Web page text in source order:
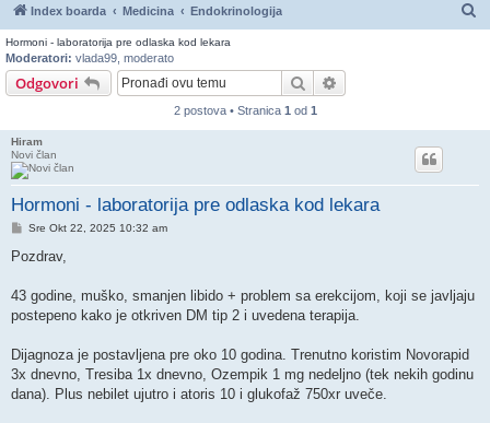
Index boarda Medicina Endokrinologija
Hormoni - laboratorija pre odlaska kod lekara
Moderatori: vlada99 moderato
Odgovori Pretraga
2 postova • Stranica 1 od 1
Hiram
Novi član
Hormoni - laboratorija pre odlaska kod lekara
Post
Sre Okt 22, 2025 10:32 am
Pozdrav,
43 godine, muško, smanjen libido + problem sa erekcijom, koji se javljaju
postepeno kako je otkriven DM tip 2 i uvedena terapija.
Dijagnoza je postavljena pre oko 10 godina. Trenutno koristim Novorapid
3x dnevno, Tresiba 1x dnevno, Ozempik 1 mg nedeljno (tek nekih godinu
dana). Plus nebilet ujutro i atoris 10 i glukofaž 750xr uveče.